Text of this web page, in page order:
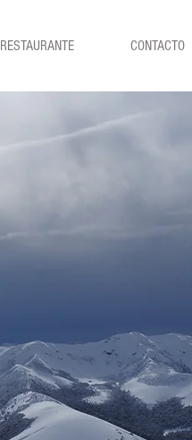
RESTAURANTE CONTACTO